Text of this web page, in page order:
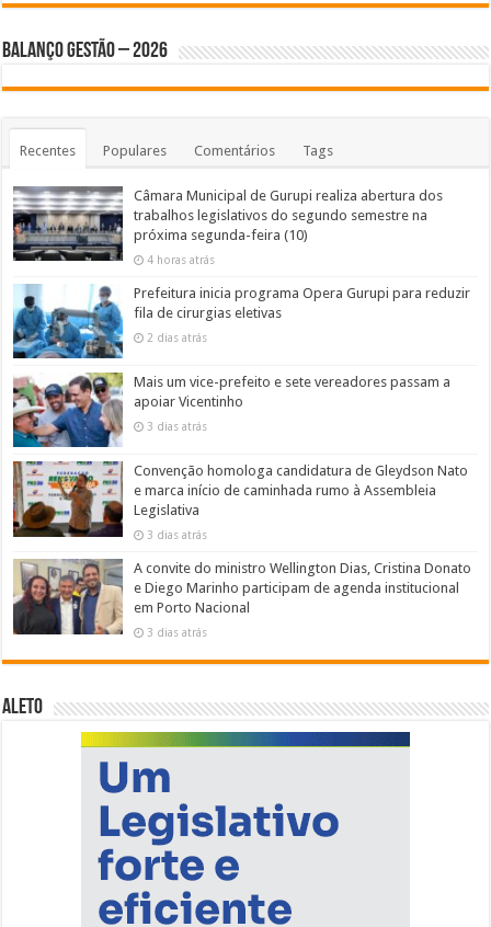
BALANÇO GESTÃO – 2026
Recentes Populares Comentários Tags
Câmara Municipal de Gurupi realiza abertura dos
trabalhos legislativos do segundo semestre na
próxima segunda-feira (10)
4 horas atrás
Prefeitura inicia programa Opera Gurupi para reduzir
fila de cirurgias eletivas
2 dias atrás
Mais um vice-prefeito e sete vereadores passam a
apoiar Vicentinho
3 dias atrás
Convenção homologa candidatura de Gleydson Nato
e marca início de caminhada rumo à Assembleia
Legislativa
3 dias atrás
A convite do ministro Wellington Dias, Cristina Donato
e Diego Marinho participam de agenda institucional
em Porto Nacional
3 dias atrás
ALETO